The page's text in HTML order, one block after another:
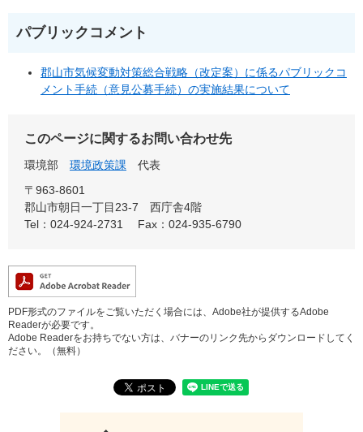
パブリックコメント
郡山市気候変動対策総合戦略（改定案）に係るパブリックコ
メント手続（意見公募手続）の実施結果について
このページに関するお問い合わせ先
環境部 環境政策課
代表
〒963-8601
郡山市朝日一丁目23-7 西庁舎4階
Tel：024-924-2731
Fax：024-935-6790
PDF形式のファイルをご覧いただく場合には、Adobe社が提供するAdobe
Readerが必要です。
Adobe Readerをお持ちでない方は、バナーのリンク先からダウンロードしてく
ださい。（無料）